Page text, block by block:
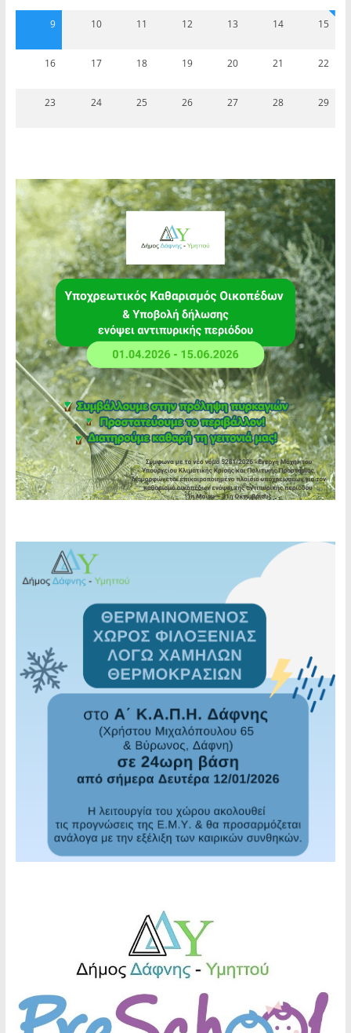
9 10 11 12 13 14 15
16 17 18 19 20 21 22
23 24 25 26 27 28 29